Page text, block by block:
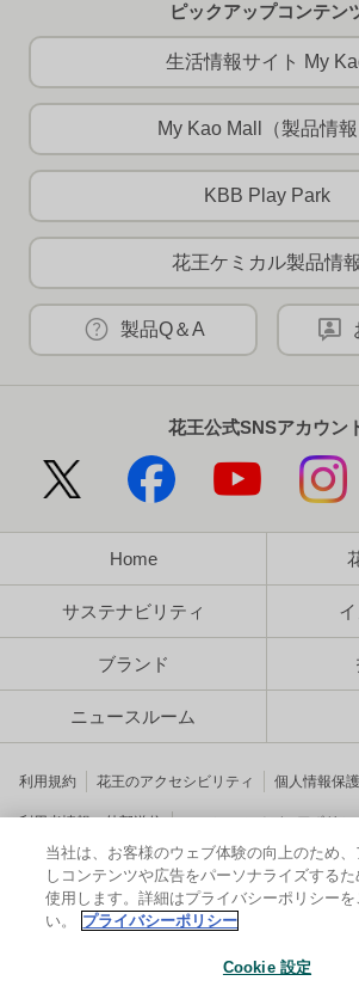
ピックアップコンテン
生活情報サイト My
My Kao Mall（製品情報
KBB Play Park
花王ケミカル製品情報
製品Q＆A
花王公式SNSアカウン
Home
サステナビリティ
ブランド
ニュースルーム
利用規約 花王のアクセシビリティ 個人情報保
利用者情報の外部送信 ソーシャルメディアポリシ
© Kao Corporation
当社は、お客様のウェブ体験の向上のため
しコンテンツや広告をパーソナライズする
使用します。詳細はプライバシーポリシーを
い。
プライバシーポリシー
Cookie 設定